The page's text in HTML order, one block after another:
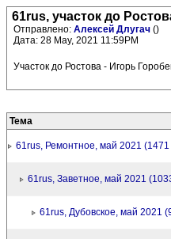
61rus, участок до
Отправлено: Алексей Длугач ()
Дата: 28 May, 2021 11:59PM
Участок до Ростова - Игорь
Тема
61rus, Ремонтное, май 2021
61rus, Заветное, май 2021
61rus, Дубовское, май 2021